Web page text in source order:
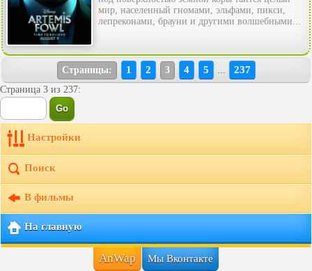
мир, населенный гномами, эльфами, пикси,
лепреконами, брауни и другими волшебными...
Страницы: 1 2 3 4 5 237
Страница 3 из 237:
Настройки
Поиск
В фильмы
На главную
AnWap Мы Вконтакте